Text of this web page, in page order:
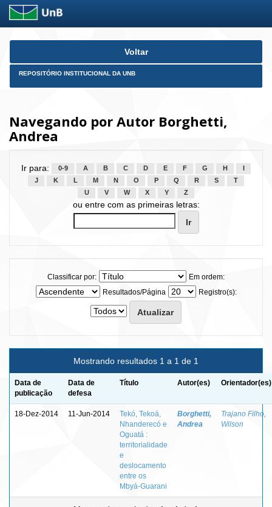
Skip
Voltar
REPOSITÓRIO INSTITUCIONAL DA UNB
Navegando por Autor Borghetti,
Andrea
Ir para: 0-9 A B C D E F G H
J
K L M N O P Q R S
T
U
V W X Y Z
ou entre com as primeiras letras:
Classificar por:
Em ordem:
Resultados/Página
Registro(s):
Mostrando resultados 1 a 1 de 1
Data de
publicação
Data de
defesa
Título Autor(es) Orientador(es)
18-Dez-2014 11-Jun-2014
Tekó, Tekoá,
Nhanderecó e
Oguatá :
territorialidade
e
deslocamento
entre os
Mbyá-Guarani
Borghetti,
Andrea
Trajano Filho,
Wilson